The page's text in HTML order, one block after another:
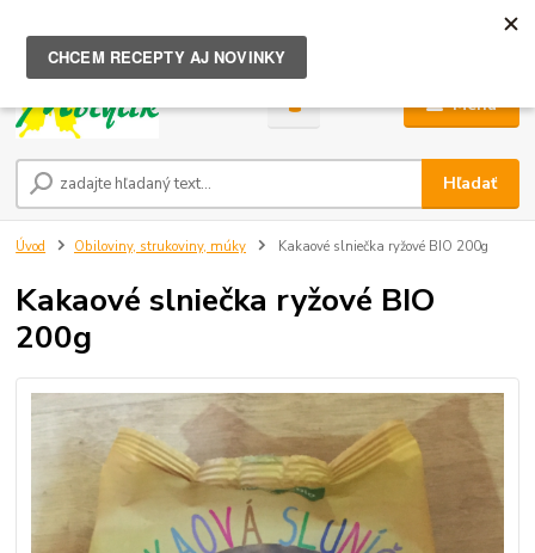
Menu
Hľadať
ks
0,00 €
Úvod Obiloviny, strukoviny, múky Kakaové slniečka ryžové BIO 200g
Kakaové slniečka ryžové BIO
200g